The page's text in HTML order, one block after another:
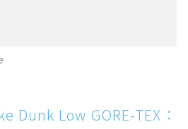
Dunk Low GORE-TEX：